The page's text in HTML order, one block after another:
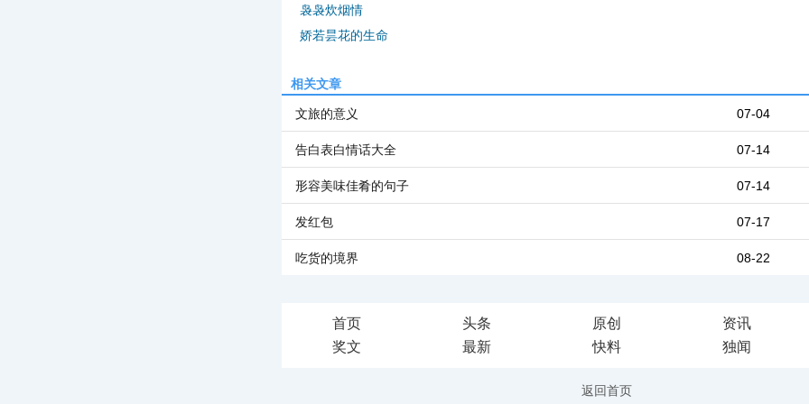
袅袅炊烟情
娇若昙花的生命
相关文章
07-04
文旅的意义
07-14
告白表白情话大全
07-14
形容美味佳肴的句子
07-17
发红包
08-22
吃货的境界
首页 头条 原创
资讯
奖文
最新 快料 独闻
返回首页